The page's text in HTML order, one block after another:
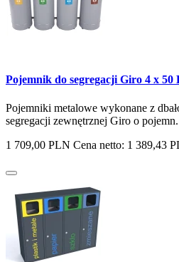
Pojemnik do segregacji Giro 4 x 50
Pojemniki metalowe wykonane z
segregacji zewnętrznej Giro o
1 709,00 PLN Cena netto: 1 389,43